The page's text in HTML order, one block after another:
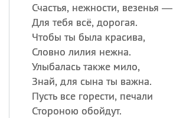
Счастья, нежности, везенья —
Для тебя всё, дорогая.
Чтобы ты была красива,
Словно лилия нежна.
Улыбалась также мило,
Знай, для сына ты важна.
Пусть все горести, печали
Стороною обойдут.